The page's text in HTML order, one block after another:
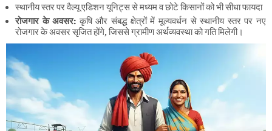
स्थानीय स्तर पर वैल्यू एडिशन यूनिट्स से मध्यम व छोटे किसानों को भी सीधा फायदा
रोजगार के अवसर: कृषि और संबद्ध क्षेत्रों में मूल्यवर्धन से स्थानीय स्तर पर नए
रोजगार के अवसर सृजित होंगे, जिससे ग्रामीण अर्थव्यवस्था को गति मिलेगी।